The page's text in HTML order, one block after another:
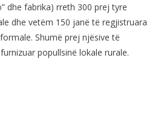
dhe fabrika) rreth 300 prej tyre
dhe vetëm 150 janë të regjistruara
Shumë prej njësive të
popullsinë lokale rurale.